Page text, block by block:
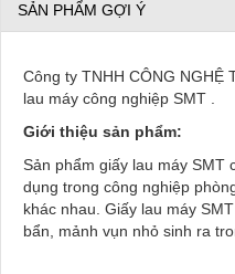
SẢN PHẨM GỢI Ý
Công ty TNHH CÔNG NGHỆ
lau máy công nghiệp SMT .
Giới thiệu sản phẩm:
Sản phẩm giấy lau máy SMT
dụng trong công nghiệp
khác nhau. Giấy lau máy
bẩn, mảnh vụn nhỏ sinh ra